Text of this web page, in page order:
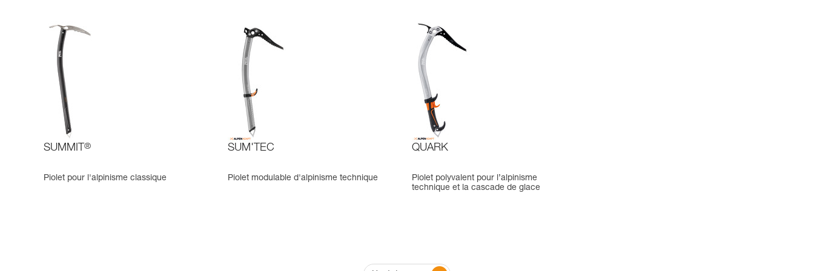
SUMMIT ®
Piolet pour l'alpinisme classique
SUM'TEC
Piolet modulable d'alpinisme technique
QUARK
Piolet polyvalent pour l’alpinisme
technique et la cascade de glace